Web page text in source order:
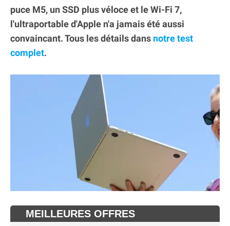
puce M5, un SSD plus véloce et le Wi-Fi 7,
l'ultraportable d'Apple n'a jamais été aussi
convaincant. Tous les détails dans notre test
complet.
MEILLEURES OFFRES